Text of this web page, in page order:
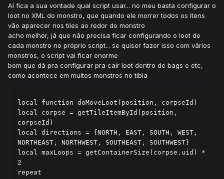
Aí fica a sua vontade qual script usar... no meu basta configurar o
loot no XML do monstro, que quando ele morrer todos os itens
vão aparecer nos tiles ao redor do monstro
acho melhor, já que não precisa ficar configurando o loot de
cada monstro no próprio script... se quiser fazer isso com vários
monstros, o script vai ficar enorme
bom que dá pra configurar pra cair loot dentro de bags e etc,
como acontece em muitos monstros no tibia
local function doMoveLoot(position, corpseId)
local corpse = getTileItemById(position,
corpseId)
local directions = {NORTH, EAST, SOUTH, WEST,
NORTHEAST, NORTHWEST, SOUTHEAST, SOUTHWEST}
local maxLoops = getContainerSize(corpse.uid) *
2
repeat